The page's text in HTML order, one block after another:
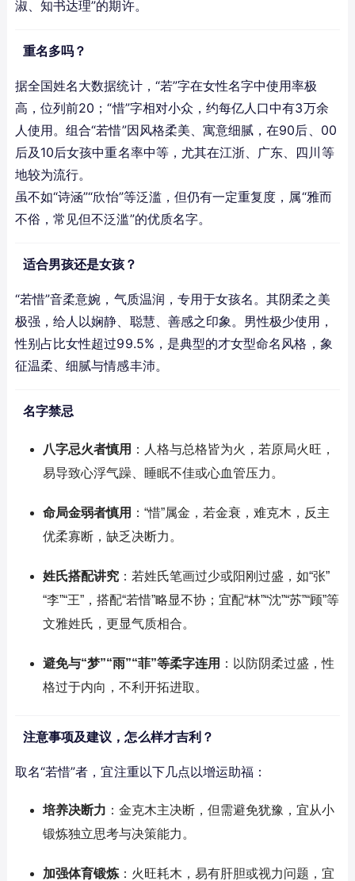
淑、知书达理”的期许。
重名多吗？
据全国姓名大数据统计，“若”字在女性名字中使用率极
高，位列前20；“惜”字相对小众，约每亿人口中有3万余
人使用。组合“若惜”因风格柔美、寓意细腻，在90后、00
后及10后女孩中重名率中等，尤其在江浙、广东、四川等
地较为流行。
虽不如“诗涵”“欣怡”等泛滥，但仍有一定重复度，属“雅而
不俗，常见但不泛滥”的优质名字。
适合男孩还是女孩？
“若惜”音柔意婉，气质温润，专用于女孩名。其阴柔之美
极强，给人以娴静、聪慧、善感之印象。男性极少使用，
性别占比女性超过99.5%，是典型的才女型命名风格，象
征温柔、细腻与情感丰沛。
名字禁忌
八字忌火者慎用 ：人格与总格皆为火，若原局火旺，
易导致心浮气躁、睡眠不佳或心血管压力。
命局金弱者慎用 ：“惜”属金，若金衰，难克木，反主
优柔寡断，缺乏决断力。
姓氏搭配讲究：若姓氏笔画过少或阳刚过盛，如“张”
“李”“王”，搭配“若惜”略显不协；宜配“林”“沈”“苏”“顾”等
文雅姓氏，更显气质相合。
避免与“梦”“雨”“菲”等柔字连用 ：以防阴柔过盛，性
格过于内向，不利开拓进取。
注意事项及建议，怎么样才吉利？
取名“若惜”者，宜注重以下几点以增运助福：
培养决断力 ：金克木主决断，但需避免犹豫，宜从小
锻炼独立思考与决策能力。
加强体育锻炼：火旺耗木，易有肝胆或视力问题，宜